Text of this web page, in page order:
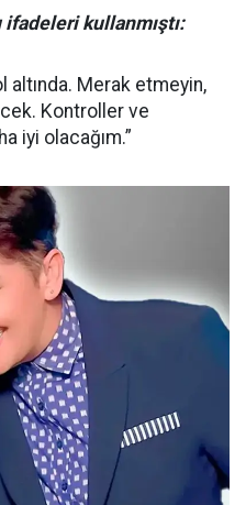
ifadeleri kullanmıştı:
altında. Merak etmeyin,
Kontroller ve
iyi olacağım.”